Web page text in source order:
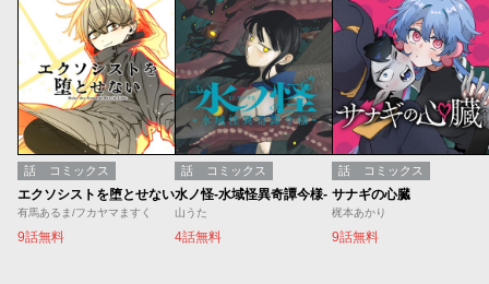
話 コミックス
エクソシストを堕とせない
有馬あるま/フカヤマますく
9話無料
話 コミックス
水ノ怪-水域怪異奇譚今様-
山うた
4話無料
話 コミックス
サナギの心臓
梶本あかり
9話無料